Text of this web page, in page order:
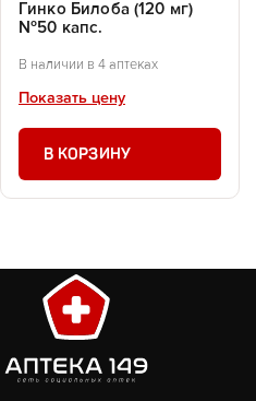
Гинко Билоба (120 мг)
№50 капс.
В наличии в 4 аптеках
Показать цену
В КОРЗИНУ